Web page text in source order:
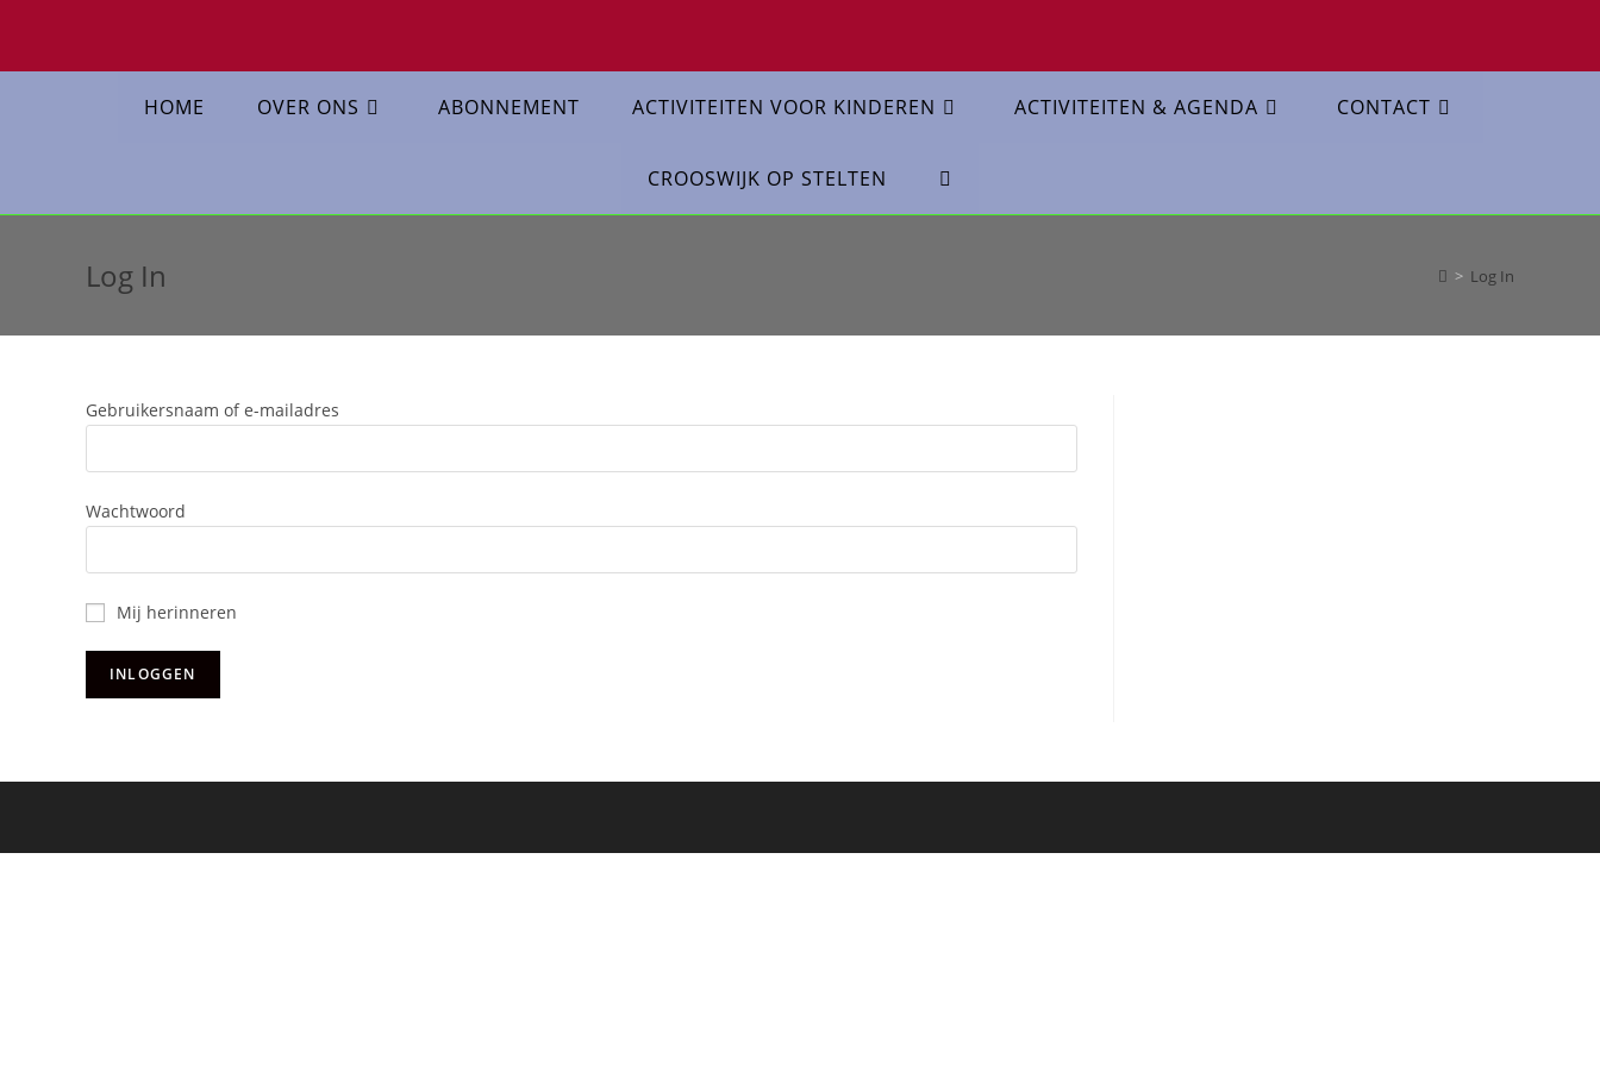
HOME OVER ONS ABONNEMENT ACTIVITEITEN VOOR KINDEREN ACTIVITEITEN & AGENDA CONTACT
CROOSWIJK OP STELTEN
Log In > Log In
Gebruikersnaam of e-mailadres
Wachtwoord
Mij herinneren